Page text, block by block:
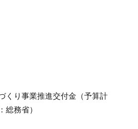
くり事業推進交付金（予算計
総務省）